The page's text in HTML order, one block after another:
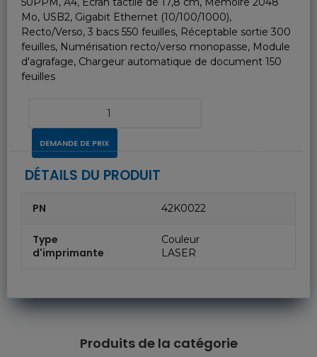
Mo, USB2, Gigabit Ethernet (10/100/1000),
Recto/Verso, 3 bacs 550 feuilles, Réceptable sortie 300
feuilles, Numérisation recto/verso monopasse, Module
d'agrafage, Chargeur automatique de document 150
feuilles
DEMANDE DE PRIX
DÉTAILS DU PRODUIT
PN 42K0022
Type
d'imprimante
Couleur
LASER
Produits de la catégorie